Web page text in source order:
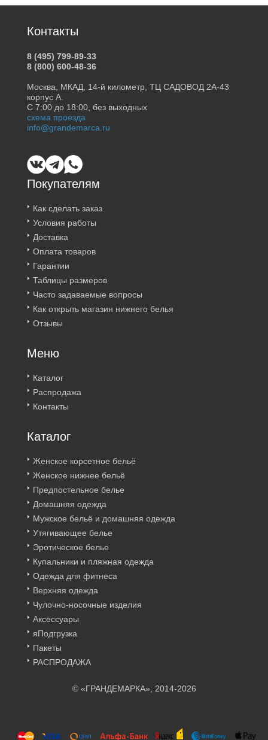
Покупателям
Как сделать заказ
Условия работы
Доставка
Оплата товаров
Гарантии
Таблицы размеров
Часто задаваемые вопросы
Как открыть магазин нижнего белья
Отзывы
Меню
Каталог
Распродажа
Контакты
Каталог
Женское корсетное бельё
Женское нижнее бельё
Предпостельное белье
Домашняя одежда
Мужское бельё и домашняя одежда
Утягивающее белье
Эротическое белье
Купальники и пляжная одежда
Одежда для фитнеса
Верхняя одежда
Чулочно-носочные изделия
Аксессуары
яПодгрузка
Пакеты
РАСПРОДАЖА
Контакты
8 (495) 799-89-33
8 (800) 600-48-36
Москва, МКАД, 14-й километр, ТЦ САДОВОД 2А-43
корпус А.
С 7:00 до 18:00, без выходных
схема проезда
info@grandemarca.ru
© «ГРАНДЕМАРКА», 2014-2026